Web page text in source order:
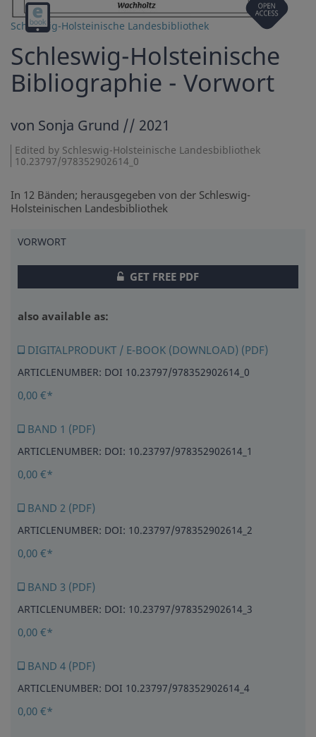
Digital
download
Open
Access
Schleswig-Holsteinische Landesbibliothek
Schleswig-Holsteinische
Bibliographie - Vorwort
von Sonja Grund // 2021
Edited by Schleswig-Holsteinische Landesbibliothek
10.23797/978352902614_0
In 12 Bänden; herausgegeben von der Schleswig-
Holsteinischen Landesbibliothek
VORWORT
GET FREE PDF
also available as:
DIGITALPRODUKT / E-BOOK (DOWNLOAD) (PDF)
ARTICLENUMBER: DOI 10.23797/978352902614_0
0,00 €*
BAND 1 (PDF)
ARTICLENUMBER: DOI: 10.23797/978352902614_1
0,00 €*
BAND 2 (PDF)
ARTICLENUMBER: DOI: 10.23797/978352902614_2
0,00 €*
BAND 3 (PDF)
ARTICLENUMBER: DOI: 10.23797/978352902614_3
0,00 €*
BAND 4 (PDF)
ARTICLENUMBER: DOI 10.23797/978352902614_4
0,00 €*